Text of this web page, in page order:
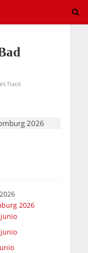
hace
2026